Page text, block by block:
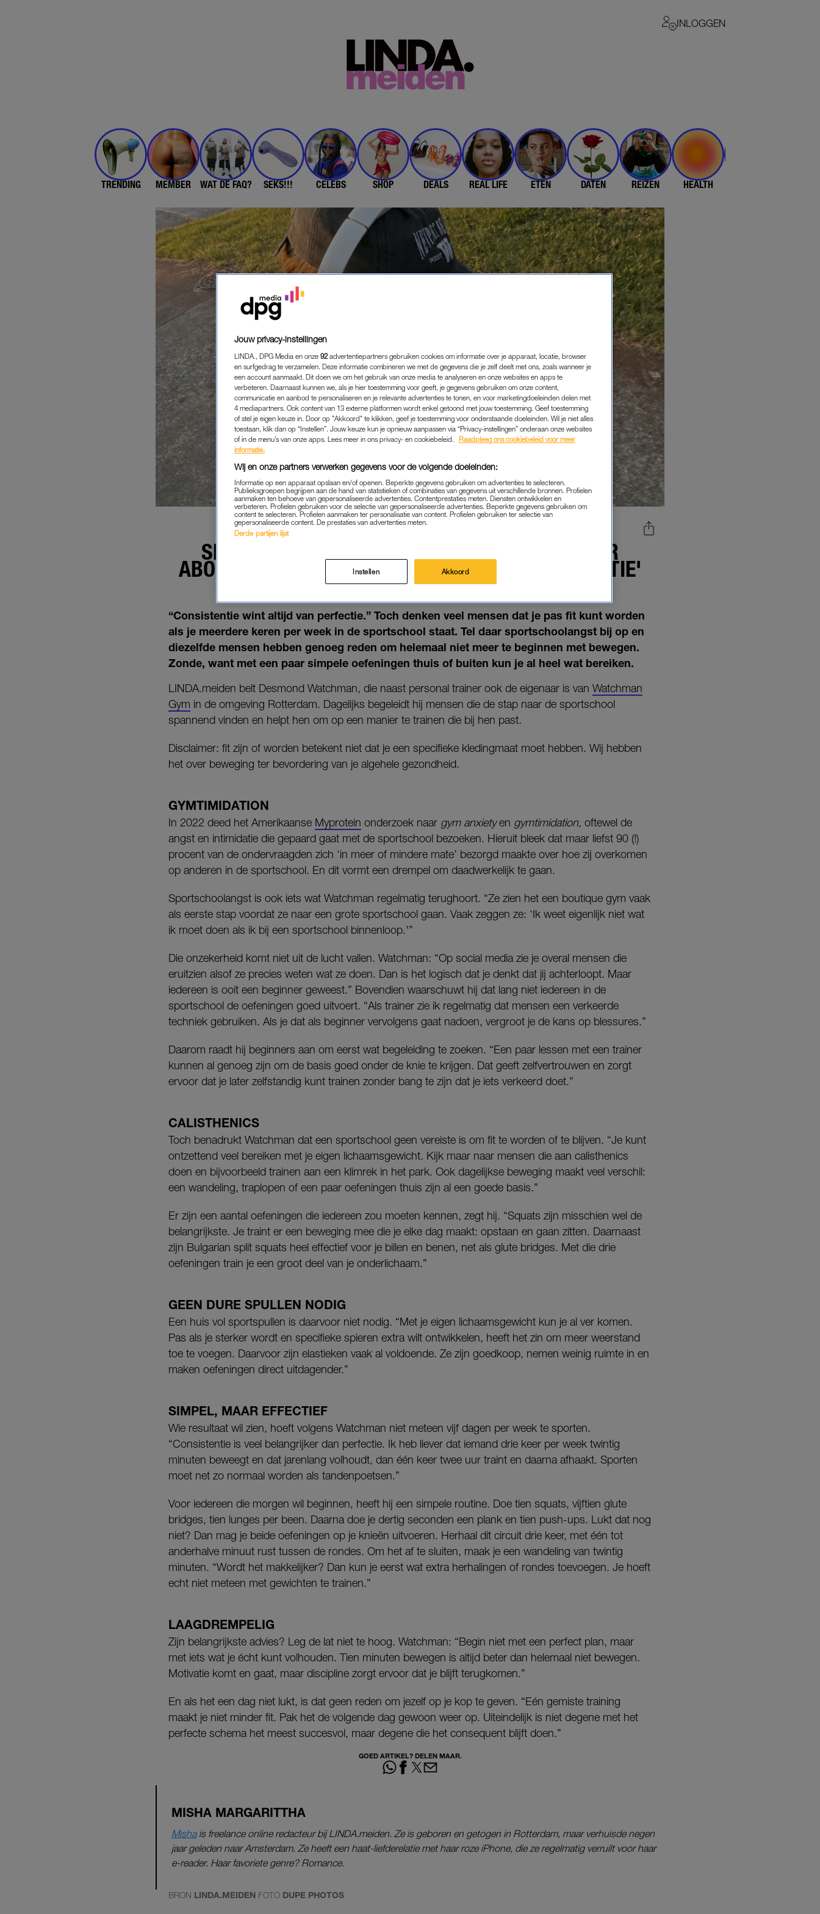
INLOGGEN
TRENDING MEMBER WAT DE FAQ? SEKS!!! CELEBS SHOP DEALS REAL LIFE ETEN DATEN REIZEN HEALTH
SPORTSCHOOLANGST? ZÓ BLIJF JE FIT ZONDER
ABONNEMENT: 'CONSISTENTIE WINT VAN PERFECTIE'
HEALTH|MEIDEN TIPS
08-07-2026 | MISHA MARGARITTHA
“Consistentie wint altijd van perfectie.” Toch denken veel mensen dat je pas fit kunt worden
als je meerdere keren per week in de sportschool staat. Tel daar sportschoolangst bij op en
diezelfde mensen hebben genoeg reden om helemaal niet meer te beginnen met bewegen.
Zonde, want met een paar simpele oefeningen thuis of buiten kun je al heel wat bereiken.
LINDA.meiden belt Desmond Watchman, die naast personal trainer ook de eigenaar is van Watchman
Gym in de omgeving Rotterdam. Dagelijks begeleidt hij mensen die de stap naar de sportschool
spannend vinden en helpt hen om op een manier te trainen die bij hen past.
Disclaimer: fit zijn of worden betekent niet dat je een specifieke kledingmaat moet hebben. Wij hebben
het over beweging ter bevordering van je algehele gezondheid.
GYMTIMIDATION
In 2022 deed het Amerikaanse Myprotein onderzoek naar gym anxietyen gymtimidation, oftewel de
angst en intimidatie die gepaard gaat met de sportschool bezoeken. Hieruit bleek dat maar liefst 90 (!)
procent van de ondervraagden zich ‘in meer of mindere mate’ bezorgd maakte over hoe zij overkomen
op anderen in de sportschool. En dit vormt een drempel om daadwerkelijk te gaan.
Sportschoolangst is ook iets wat Watchman regelmatig terughoort. “Ze zien het een boutique gym vaak
als eerste stap voordat ze naar een grote sportschool gaan. Vaak zeggen ze: ‘Ik weet eigenlijk niet wat
ik moet doen als ik bij een sportschool binnenloop.'”
Die onzekerheid komt niet uit de lucht vallen. Watchman: “Op social media zie je overal mensen die
eruitzien alsof ze precies weten wat ze doen. Dan is het logisch dat je denkt dat jij achterloopt. Maar
iedereen is ooit een beginner geweest.” Bovendien waarschuwt hij dat lang niet iedereen in de
sportschool de oefeningen goed uitvoert. “Als trainer zie ik regelmatig dat mensen een verkeerde
techniek gebruiken. Als je dat als beginner vervolgens gaat nadoen, vergroot je de kans op blessures.”
Daarom raadt hij beginners aan om eerst wat begeleiding te zoeken. “Een paar lessen met een trainer
kunnen al genoeg zijn om de basis goed onder de knie te krijgen. Dat geeft zelfvertrouwen en zorgt
ervoor dat je later zelfstandig kunt trainen zonder bang te zijn dat je iets verkeerd doet.”
CALISTHENICS
Toch benadrukt Watchman dat een sportschool geen vereiste is om fit te worden of te blijven. “Je kunt
ontzettend veel bereiken met je eigen lichaamsgewicht. Kijk maar naar mensen die aan calisthenics
doen en bijvoorbeeld trainen aan een klimrek in het park. Ook dagelijkse beweging maakt veel verschil:
een wandeling, traplopen of een paar oefeningen thuis zijn al een goede basis.”
Er zijn een aantal oefeningen die iedereen zou moeten kennen, zegt hij. “Squats zijn misschien wel de
belangrijkste. Je traint er een beweging mee die je elke dag maakt: opstaan en gaan zitten. Daarnaast
zijn Bulgarian split squats heel effectief voor je billen en benen, net als glute bridges. Met die drie
oefeningen train je een groot deel van je onderlichaam.”
GEEN DURE SPULLEN NODIG
Een huis vol sportspullen is daarvoor niet nodig. “Met je eigen lichaamsgewicht kun je al ver komen.
Pas als je sterker wordt en specifieke spieren extra wilt ontwikkelen, heeft het zin om meer weerstand
toe te voegen. Daarvoor zijn elastieken vaak al voldoende. Ze zijn goedkoop, nemen weinig ruimte in en
maken oefeningen direct uitdagender.”
SIMPEL, MAAR EFFECTIEF
Wie resultaat wil zien, hoeft volgens Watchman niet meteen vijf dagen per week te sporten.
“Consistentie is veel belangrijker dan perfectie. Ik heb liever dat iemand drie keer per week twintig
minuten beweegt en dat jarenlang volhoudt, dan één keer twee uur traint en daarna afhaakt. Sporten
moet net zo normaal worden als tandenpoetsen.”
Voor iedereen die morgen wil beginnen, heeft hij een simpele routine. Doe tien squats, vijftien glute
bridges, tien lunges per been. Daarna doe je dertig seconden een plank en tien push-ups. Lukt dat nog
niet? Dan mag je beide oefeningen op je knieën uitvoeren. Herhaal dit circuit drie keer, met één tot
anderhalve minuut rust tussen de rondes. Om het af te sluiten, maak je een wandeling van twintig
minuten. “Wordt het makkelijker? Dan kun je eerst wat extra herhalingen of rondes toevoegen. Je hoeft
echt niet meteen met gewichten te trainen.”
LAAGDREMPELIG
Zijn belangrijkste advies? Leg de lat niet te hoog. Watchman: “Begin niet met een perfect plan, maar
met iets wat je écht kunt volhouden. Tien minuten bewegen is altijd beter dan helemaal niet bewegen.
Motivatie komt en gaat, maar discipline zorgt ervoor dat je blijft terugkomen.”
En als het een dag niet lukt, is dat geen reden om jezelf op je kop te geven. “Eén gemiste training
maakt je niet minder fit. Pak het de volgende dag gewoon weer op. Uiteindelijk is niet degene met het
perfecte schema het meest succesvol, maar degene die het consequent blijft doen.”
GOED ARTIKEL? DELEN MAAR.
MISHA MARGARITTHA
Mishais freelance online redacteur bij LINDA.meiden. Ze is geboren en getogen in Rotterdam, maar verhuisde negen
jaar geleden naar Amsterdam. Ze heeft een haat-liefderelatie met haar roze iPhone, die ze regelmatig verruilt voor haar
e-reader. Haar favoriete genre? Romance.
BRON LINDA.MEIDEN FOTO DUPE PHOTOS
Jouw privacy-instellingen
LINDA., DPG Media en onze 92 advertentiepartners gebruiken cookies om informatie over je apparaat, locatie, browser
en surfgedrag te verzamelen. Deze informatie combineren we met de gegevens die je zelf deelt met ons, zoals wanneer je
een account aanmaakt. Dit doen we om het gebruik van onze media te analyseren en onze websites en apps te
verbeteren. Daarnaast kunnen we, als je hier toestemming voor geeft, je gegevens gebruiken om onze content,
communicatie en aanbod te personaliseren en je relevante advertenties te tonen, en voor marketingdoeleinden delen met
4 mediapartners. Ook content van 13 externe platformen wordt enkel getoond met jouw toestemming. Geef toestemming
of stel je eigen keuze in. Door op "Akkoord" te klikken, geef je toestemming voor onderstaande doeleinden. Wil je niet alles
toestaan, klik dan op “Instellen”. Jouw keuze kun je opnieuw aanpassen via “Privacy-instellingen” onderaan onze websites
of in de menu’s van onze apps. Lees meer in ons privacy- en cookiebeleid.
Raadpleeg ons cookiebeleid voor meer
informatie.
Wij en onze partners verwerken gegevens voor de volgende doeleinden:
Informatie op een apparaat opslaan en/of openen. Beperkte gegevens gebruiken om advertenties te selecteren.
Publieksgroepen begrijpen aan de hand van statistieken of combinaties van gegevens uit verschillende bronnen. Profielen
aanmaken ten behoeve van gepersonaliseerde advertenties. Contentprestaties meten. Diensten ontwikkelen en
verbeteren. Profielen gebruiken voor de selectie van gepersonaliseerde advertenties. Beperkte gegevens gebruiken om
content te selecteren. Profielen aanmaken ter personalisatie van content. Profielen gebruiken ter selectie van
gepersonaliseerde content. De prestaties van advertenties meten.
Derde partijen lijst
Instellen Akkoord